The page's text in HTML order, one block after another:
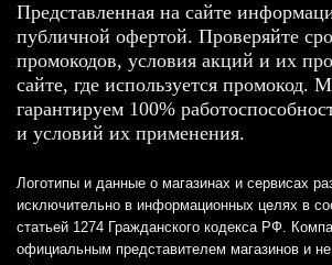
Представленная на сайте
публичной офертой. Проверяйте
промокодов, условия акций и их
сайте, где используется промокод.
гарантируем 100%
и условий их применения.
Логотипы и данные о магазинах и сервисах
исключительно в информационных целях в
статьей 1274 Гражданского кодекса РФ.
официальным представителем магазинов и